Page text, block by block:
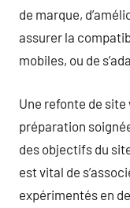
de marque,
assurer la
mobiles, ou de
Une refonte de
préparation
des objectifs du
est vital de
expérimentés en